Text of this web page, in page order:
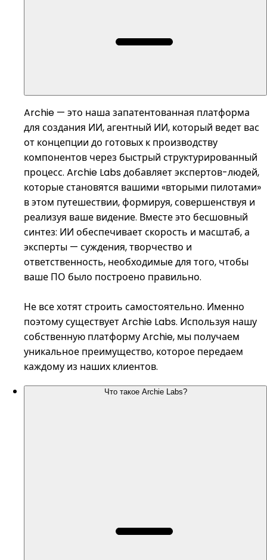
Archie — это наша запатентованная платформа
для создания ИИ, агентный ИИ, который ведет вас
от концепции до готовых к производству
компонентов через быстрый структурированный
процесс. Archie Labs добавляет экспертов-людей,
которые становятся вашими «вторыми пилотами»
в этом путешествии, формируя, совершенствуя и
реализуя ваше видение. Вместе это бесшовный
синтез: ИИ обеспечивает скорость и масштаб, а
эксперты — суждения, творчество и
ответственность, необходимые для того, чтобы
ваше ПО было построено правильно.
Не все хотят строить самостоятельно. Именно
поэтому существует Archie Labs. Используя нашу
собственную платформу Archie, мы получаем
уникальное преимущество, которое передаем
каждому из наших клиентов.
Что такое Archie Labs?